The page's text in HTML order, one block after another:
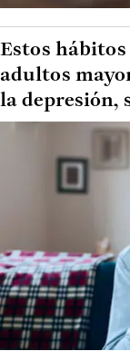
Estos
adultos
la depresión,